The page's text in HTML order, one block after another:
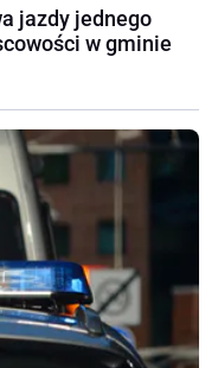
jazdy jednego
w gminie